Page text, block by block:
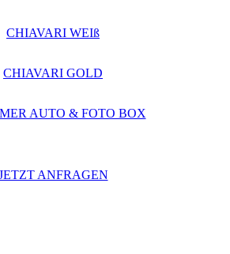
CHIAVARI WEIß
CHIAVARI GOLD
AUTO & FOTO BOX
ANFRAGEN